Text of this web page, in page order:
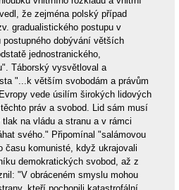
že zejména polský případ
gradualistického postupu v
dobývání větších
jednostranického,
Táborský vysvětloval a
"...k větším svobodám a právům
vede úsilím širokých lidových
práv a svobod. Lid sám musí
na vládu a stranu a v rámci
svého." Připomínal "salámovou
komunisté, když ukrajovali
demokratických svobod, až z
"V obráceném smyslu mohou